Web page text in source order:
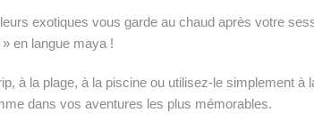
exotiques vous garde au chaud après votre
en langue maya !
à la plage, à la piscine ou utilisez-le simplement
dans vos aventures les plus mémorables.